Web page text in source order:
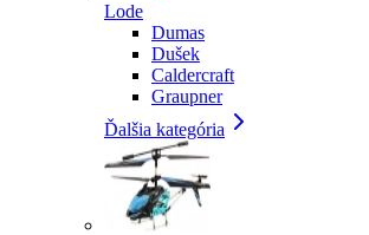
Lode
Dumas
Dušek
Caldercraft
Graupner
Ďalšia kategória